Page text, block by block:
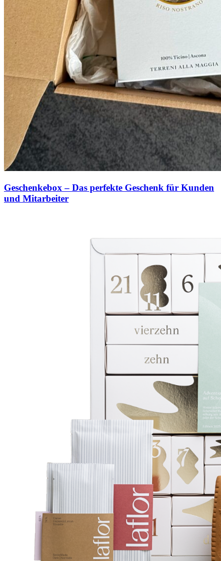
Geschenkebox – Das perfekte Geschenk für Kunden
und Mitarbeiter